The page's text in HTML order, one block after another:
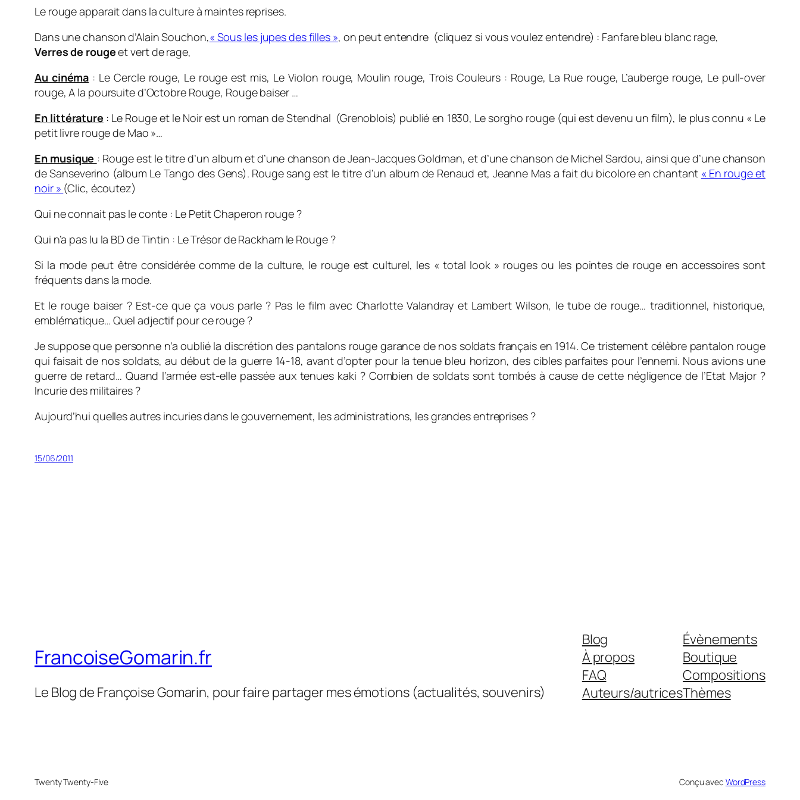
Le rouge apparait dans la culture à maintes reprises.
Dans une chanson d’Alain Souchon,« Sous les jupes des filles », on peut entendre (cliquez si vous voulez entendre) : Fanfare bleu blanc rage,
Verres de rougeet vert de rage,
Au cinéma : Le Cercle rouge, Le rouge est mis, Le Violon rouge, Moulin rouge, Trois Couleurs : Rouge, La Rue rouge, L’auberge rouge, Le pull-over
rouge, A la poursuite d’Octobre Rouge, Rouge baiser …
En littérature : Le Rouge et le Noir est un roman de Stendhal (Grenoblois) publié en 1830, Le sorgho rouge (qui est devenu un film), le plus connu « Le
petit livre rouge de Mao »…
En musique : Rouge est le titre d’un album et d’une chanson de Jean-Jacques Goldman, et d’une chanson de Michel Sardou, ainsi que d’une chanson
de Sanseverino (album Le Tango des Gens). Rouge sang est le titre d’un album de Renaud et, Jeanne Mas a fait du bicolore en chantant « En rouge et
noir » (Clic, écoutez)
Qui ne connait pas le conte : Le Petit Chaperon rouge ?
Qui n’a pas lu la BD de Tintin : Le Trésor de Rackham le Rouge ?
Si la mode peut être considérée comme de la culture, le rouge est culturel, les « total look » rouges ou les pointes de rouge en accessoires sont
fréquents dans la mode.
Et le rouge baiser ? Est-ce que ça vous parle ? Pas le film avec Charlotte Valandray et Lambert Wilson, le tube de rouge… traditionnel, historique,
emblématique… Quel adjectif pour ce rouge ?
Je suppose que personne n’a oublié la discrétion des pantalons rouge garance de nos soldats français en 1914. Ce tristement célèbre pantalon rouge
qui faisait de nos soldats, au début de la guerre 14-18, avant d’opter pour la tenue bleu horizon, des cibles parfaites pour l’ennemi. Nous avions une
guerre de retard… Quand l’armée est-elle passée aux tenues kaki ? Combien de soldats sont tombés à cause de cette négligence de l’Etat Major ?
Incurie des militaires ?
Aujourd’hui quelles autres incuries dans le gouvernement, les administrations, les grandes entreprises ?
15/06/2011
FrancoiseGomarin.fr
Le Blog de Françoise Gomarin, pour faire partager mes émotions (actualités, souvenirs)
Blog
À propos
FAQ
Auteurs/autrices
Évènements
Boutique
Compositions
Thèmes
Twenty Twenty-Five Conçu avec WordPress